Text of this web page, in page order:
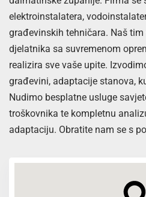
elektroinstalatera,
građevinskih tehničara. Naš
djelatnika sa suvremenom
realizira sve vaše upite.
građevini, adaptacije stanova,
Nudimo besplatne usluge
troškovnika te kompletnu
adaptaciju. Obratite nam se s